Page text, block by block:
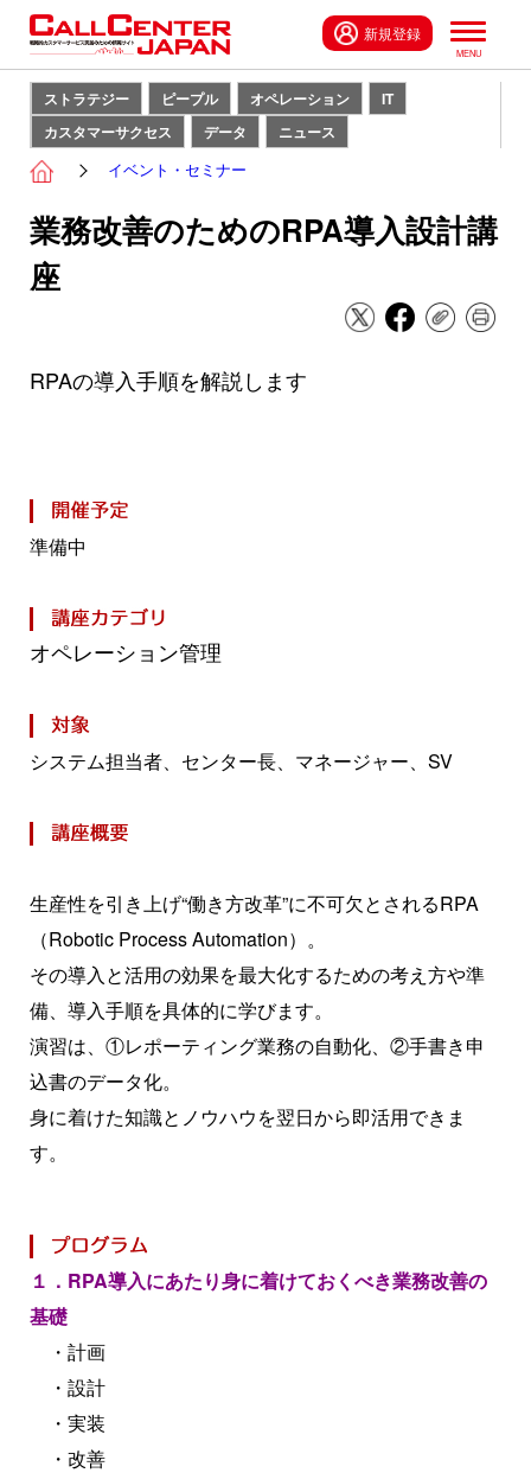
新規登録
ストラテジー ピープル オペレーション
IT
カスタマーサクセス
データ ニュース
イベント・セミナー
業務改善のためのRPA導入設計講
座
RPAの導入手順を解説します
準備中
オペレーション管理
システム担当者、センター長、マネージャー、SV
生産性を引き上げ“働き方改革”に不可欠とされるRPA
（Robotic Process Automation）。
その導入と活用の効果を最大化するための考え方や準
備、導入手順を具体的に学びます。
演習は、①レポーティング業務の自動化、②手書き申
込書のデータ化。
身に着けた知識とノウハウを翌日から即活用できま
す。
１．RPA導入にあたり身に着けておくべき業務改善の
基礎
・計画
・設計
・実装
・改善